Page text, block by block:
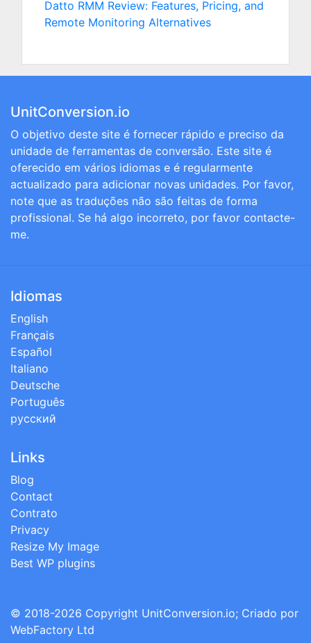
Datto RMM Review: Features, Pricing, and
Remote Monitoring Alternatives
UnitConversion.io
O objetivo deste site é fornecer rápido e preciso da
unidade de ferramentas de conversão. Este site é
oferecido em vários idiomas e é regularmente
actualizado para adicionar novas unidades. Por favor,
note que as traduções não são feitas de forma
profissional. Se há algo incorreto, por favor contacte-
me.
Idiomas
English
Français
Español
Italiano
Deutsche
Português
русский
Links
Blog
Contact
Contrato
Privacy
Resize My Image
Best WP plugins
© 2018-2026 Copyright UnitConversion.io; Criado por
WebFactory Ltd